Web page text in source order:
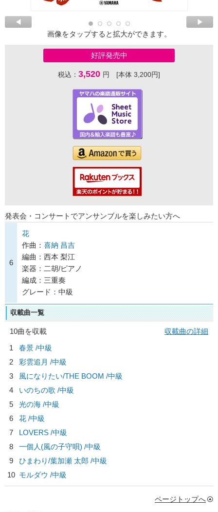
画像をタップすると拡大ができます。
好評発売中
税込： 3,520 円 [本体 3,200円]
発表会・コンサートでアンサンブルを楽しみたい方へ
6
花
作曲： 喜納 昌吉
編曲：西本 梨江
楽器：二胡/ピアノ
編成：三重奏
グレード：中級
収載曲一覧
10曲を収載
収載曲の詳細
1
春景 /中級
2
彩雲追月 /中級
3
風になりたい/THE BOOM /中級
4
いのちの歌 /中級
5
光の海 /中級
6
花 /中級
7
LOVERS /中級
8
一個人(風の子守唄) /中級
9
ひまわり/葉加瀬 太郎 /中級
10 モルダウ /中級
ページトップへ